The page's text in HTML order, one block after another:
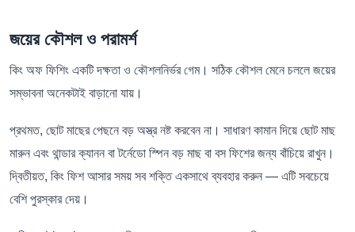
জয়ের কৌশল ও পরামর্শ
কিং অফ ফিশিং একটি দক্ষতা ও কৌশলনির্ভর গেম। সঠিক কৌশল মেনে চললে জয়ের
সম্ভাবনা অনেকটাই বাড়ানো যায়।
প্রথমত, ছোট মাছের পেছনে বড় অস্ত্র নষ্ট করবেন না। সাধারণ কামান দিয়ে ছোট মাছ
মারুন এবং থান্ডার ক্যানন বা টর্নেডো স্পিন বড় মাছ বা বস ফিশের জন্য বাঁচিয়ে রাখুন।
দ্বিতীয়ত, কিং ফিশ আসার সময় সব শক্তি একসাথে ব্যবহার করুন — এটি সবচেয়ে
বেশি পুরস্কার দেয়।